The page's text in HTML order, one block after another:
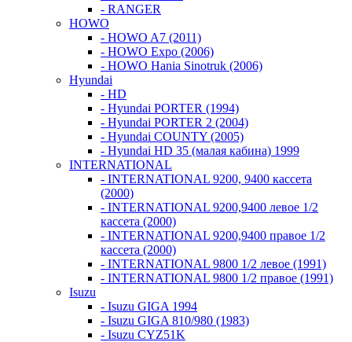
- RANGER
HOWO
- HOWO A7 (2011)
- HOWO Expo (2006)
- HOWO Hania Sinotruk (2006)
Hyundai
- HD
- Hyundai PORTER (1994)
- Hyundai PORTER 2 (2004)
- Hyundai COUNTY (2005)
- Hyundai HD 35 (малая кабина) 1999
INTERNATIONAL
- INTERNATIONAL 9200, 9400 кассета
(2000)
- INTERNATIONAL 9200,9400 левое 1/2
кассета (2000)
- INTERNATIONAL 9200,9400 правое 1/2
кассета (2000)
- INTERNATIONAL 9800 1/2 левое (1991)
- INTERNATIONAL 9800 1/2 правое (1991)
Isuzu
- Isuzu GIGA 1994
- Isuzu GIGA 810/980 (1983)
- Isuzu CYZ51K